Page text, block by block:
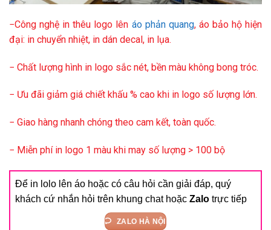
−Công nghệ in thêu logo lên áo phản quang, áo bảo hộ hiện
đại: in chuyển nhiệt, in dán decal, in lụa.
− Chất lượng hình in logo sắc nét, bền màu không bong tróc.
− Ưu đãi giảm giá chiết khấu % cao khi in logo số lượng lớn.
− Giao hàng nhanh chóng theo cam kết, toàn quốc.
− Miễn phí in logo 1 màu khi may số lượng > 100 bộ
Để in lolo lên áo hoặc có câu hỏi cần giải đáp, quý
khách cứ nhắn hỏi trên khung chat hoặc Zalo trực tiếp
ZALO HÀ NỘI